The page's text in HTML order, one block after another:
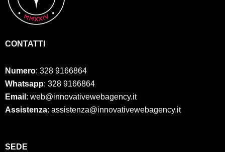
CONTATTI
Numero: 328 9166864
Whatsapp: 328 9166864
Email : web@innovativewebagency.it
Assistenza: assistenza@innovativewebagency.it
SED E